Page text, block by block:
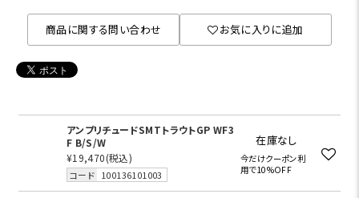
商品に関する問い合わせ お気に入りに追加
アンプリチュードSMTトラウトGP WF3
F B/S/W
¥19,470(税込)
コード 100136101003
在庫なし
今だけクーポン利
用で10%OFF